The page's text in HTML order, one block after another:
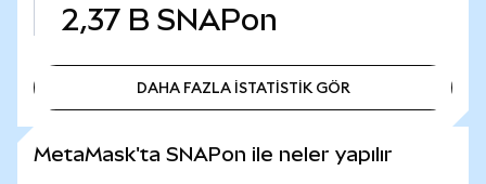
2,37 B SNAPon
DAHA FAZLA İSTATİSTİK GÖR
MetaMask'ta SNAPon ile neler yapılır